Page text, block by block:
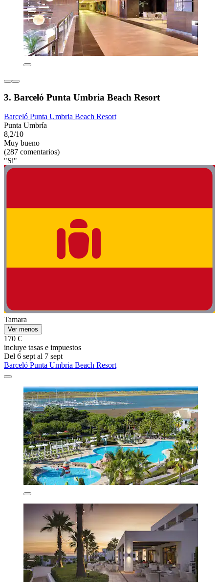
3. Barceló Punta Umbria Beach Resort
Barceló Punta Umbria Beach Resort
Punta Umbría
8,2/10
Muy bueno
(287 comentarios)
"Si"
Tamara
Ver menos
170 €
incluye tasas e impuestos
Del 6 sept al 7 sept
Barceló Punta Umbria Beach Resort